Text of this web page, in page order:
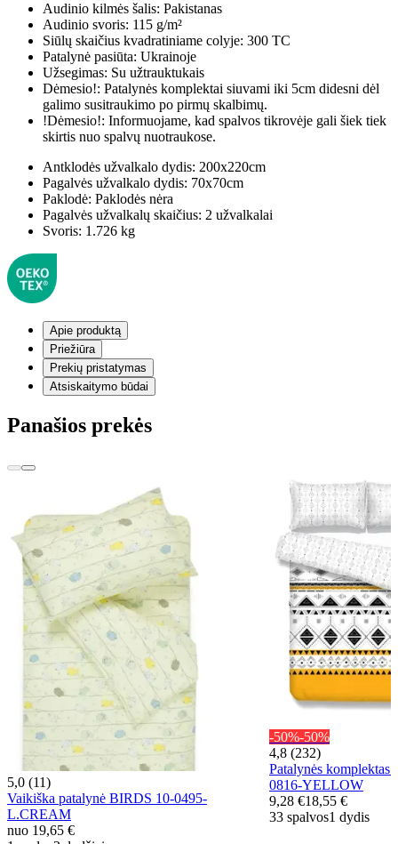
Audinio kilmės šalis: Pakistanas
Audinio svoris: 115 g/m²
Siūlų skaičius kvadratiniame colyje: 300 TC
Patalynė pasiūta: Ukrainoje
Užsegimas: Su užtrauktukais
Dėmesio!: Patalynės komplektai siuvami iki 5cm didesni dėl
galimo susitraukimo po pirmų skalbimų.
!Dėmesio!: Informuojame, kad spalvos tikrovėje gali šiek tiek
skirtis nuo spalvų nuotraukose.
Antklodės užvalkalo dydis: 200x220cm
Pagalvės užvalkalo dydis: 70x70cm
Paklodė: Paklodės nėra
Pagalvės užvalkalų skaičius: 2 užvalkalai
Svoris: 1.726 kg
Apie produktą
Priežiūra
Prekių pristatymas
Atsiskaitymo būdai
Panašios prekės
5,0 (11)
Vaikiška patalynė BIRDS 10-0495-
L.CREAM
nuo 19,65 €
-50%-50%
4,8 (232)
Patalynės
0816-YELLOW
9,28 €18,55 €
33 spalvos1 dydis